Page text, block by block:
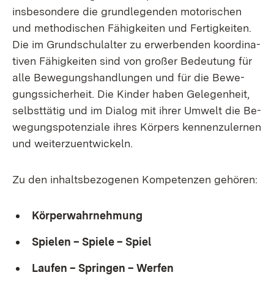
ins­be­son­de­re die grund­le­gen­den mo­to­ri­schen
und me­tho­di­schen Fä­hig­kei­ten und Fer­tig­kei­ten.
Die im Grund­schul­al­ter zu er­wer­ben­den ko­or­di­na­
ti­ven Fä­hig­kei­ten sind von gro­ßer Be­deu­tung für
al­le Be­we­gungs­hand­lun­gen und für die Be­we­
gungs­si­cher­heit. Die Kin­der ha­ben Ge­le­gen­heit,
selbst­tä­tig und im Dia­log mit ih­rer Um­welt die Be­
we­gungs­po­ten­zia­le ih­res Kör­pers ken­nen­zu­ler­nen
und wei­ter­zu­ent­wi­ckeln.
Zu den in­halts­be­zo­ge­nen Kom­pe­ten­zen ge­hö­ren:
Kör­per­wahr­neh­mung
Spie­len – Spie­le – Spiel
Lau­fen – Sprin­gen – Wer­fen